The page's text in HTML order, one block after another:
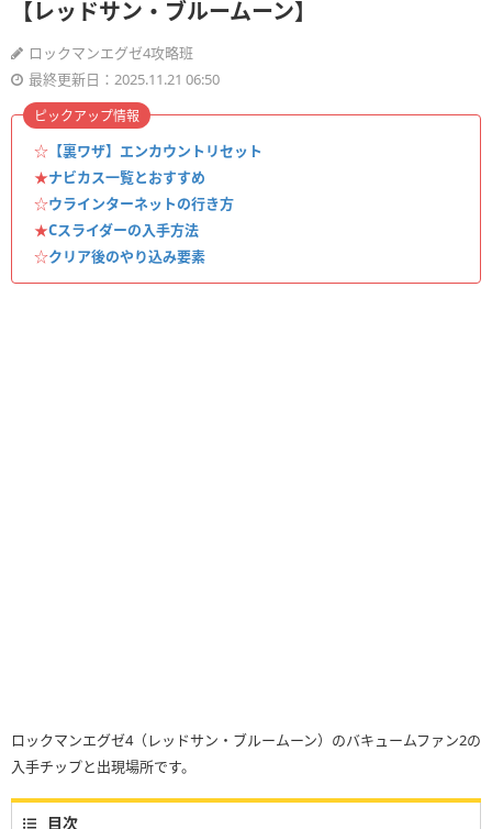
【レッドサン・ブルームーン】
ロックマンエグゼ4攻略班
最終更新日：2025.11.21 06:50
☆ 【裏ワザ】エンカウントリセット
★ナビカス一覧とおすすめ
☆ウラインターネットの行き方
★Cスライダーの入手方法
☆クリア後のやり込み要素
ピックアップ情報
ロックマンエグゼ4（レッドサン・ブルームーン）のバキュームファン2の
入手チップと出現場所です。
目次